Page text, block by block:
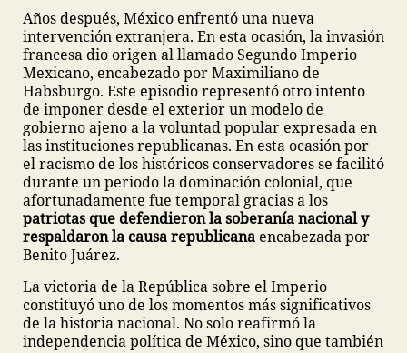
Años después, México enfrentó una nueva
intervención extranjera. En esta ocasión, la invasión
francesa dio origen al llamado Segundo Imperio
Mexicano, encabezado por Maximiliano de
Habsburgo. Este episodio representó otro intento
de imponer desde el exterior un modelo de
gobierno ajeno a la voluntad popular expresada en
las instituciones republicanas. En esta ocasión por
el racismo de los históricos conservadores se facilitó
durante un periodo la dominación colonial, que
afortunadamente fue temporal gracias a los
patriotas que defendieron la soberanía nacional y
respaldaron la causa republicana encabezada por
Benito Juárez.
La victoria de la República sobre el Imperio
constituyó uno de los momentos más significativos
de la historia nacional. No solo reafirmó la
independencia política de México, sino que también